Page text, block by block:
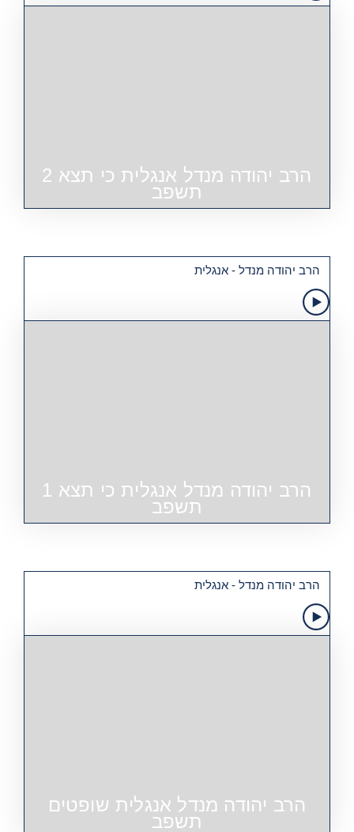
הרב יהודה מנדל אנגלית כי תצא 2
תשפב
הרב יהודה מנדל - אנגלית
הרב יהודה מנדל אנגלית כי תצא 1
תשפב
הרב יהודה מנדל - אנגלית
הרב יהודה מנדל אנגלית שופטים
תשפב